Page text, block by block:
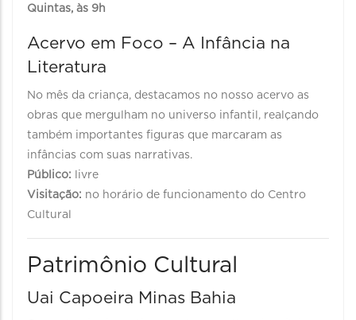
Quintas, às 9h
Acervo em Foco – A Infância na
Literatura
No mês da criança, destacamos no nosso acervo as
obras que mergulham no universo infantil, realçando
também importantes figuras que marcaram as
infâncias com suas narrativas.
Público: livre
Visitação: no horário de funcionamento do Centro
Cultural
Patrimônio Cultural
Uai Capoeira Minas Bahia